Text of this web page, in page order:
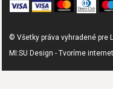
© Všetky práva vyhradené pre
MI:SU Design - Tvoríme